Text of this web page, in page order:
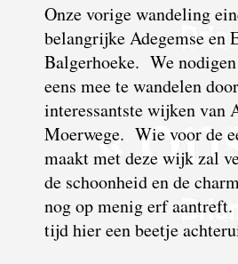
Onze vorige wandeling
belangrijke Adegemse en
Balgerhoeke. We
eens mee te wandelen
interessantste wijken van
Moerwege. Wie voor de
maakt met deze wijk zal
de schoonheid en de
nog op menig erf
tijd hier een beetje